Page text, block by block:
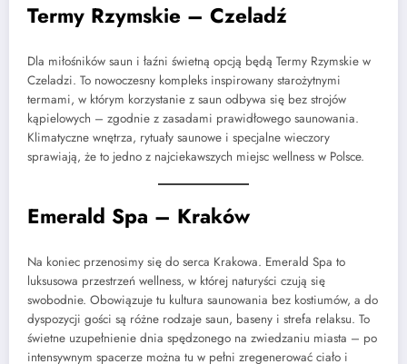
Termy Rzymskie – Czeladź
Dla miłośników saun i łaźni świetną opcją będą Termy Rzymskie w
Czeladzi. To nowoczesny kompleks inspirowany starożytnymi
termami, w którym korzystanie z saun odbywa się bez strojów
kąpielowych – zgodnie z zasadami prawidłowego saunowania.
Klimatyczne wnętrza, rytuały saunowe i specjalne wieczory
sprawiają, że to jedno z najciekawszych miejsc wellness w Polsce.
Emerald Spa – Kraków
Na koniec przenosimy się do serca Krakowa. Emerald Spa to
luksusowa przestrzeń wellness, w której naturyści czują się
swobodnie. Obowiązuje tu kultura saunowania bez kostiumów, a do
dyspozycji gości są różne rodzaje saun, baseny i strefa relaksu. To
świetne uzupełnienie dnia spędzonego na zwiedzaniu miasta – po
intensywnym spacerze można tu w pełni zregenerować ciało i